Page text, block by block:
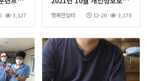
3,127 행복한일터 12-20 3,170